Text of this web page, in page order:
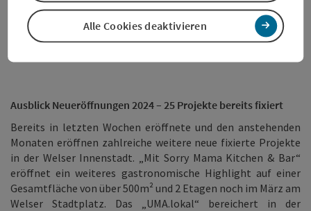
Innenstadt) und Vertragsverlängerungen von wichtigen
namhaften Marken, wie zB H&M, Fielmann oder Sewa sind ein
klares Bekenntnis zur Welser Innenstadt.
Ausblick Neueröffnungen 2024 – 25 Projekte bereits fixiert
Bereits in letzten Wochen eröffnete und den anstehenden
Monaten eröffnen zahlreiche weitere neue fixierte Projekte
in der Welser Innenstadt. „Mit Sorry Mama Kitchen & Bar“
eröffnet ein weiteres gastronomische Highlight auf einer
Gesamtfläche von über 500m² und 2 Etagen noch im März am
Welser Stadtplatz. Das „UMA.lokal“ bereichert in der
Alle Cookies deaktivieren